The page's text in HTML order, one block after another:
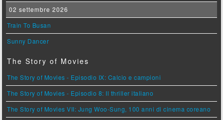
02 settembre 2026
Train To Busan
Sunny Dancer
The Story of Movies
The Story of Movies - Episodio IX: Calcio e campioni
The Story of Movies - Episodio 8: Il thriller italiano
The Story of Movies VII: Jung Woo-Sung, 100 anni di cinema coreano